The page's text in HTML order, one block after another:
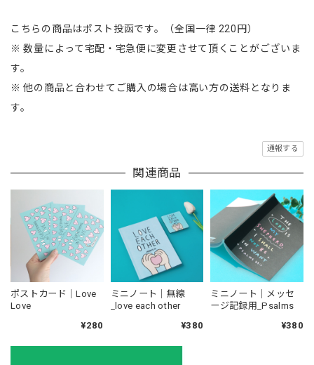
こちらの商品はポスト投函です。（全国一律 220円）
※ 数量によって宅配・宅急便に変更させて頂くことがございま
す。
※ 他の商品と合わせてご購入の場合は高い方の送料となりま
す。
通報する
関連商品
ポストカード｜Love
Love
¥280
ミニノート｜無線
_love each other
¥380
ミニノート｜メッセ
ージ記録用_Psalms
¥380